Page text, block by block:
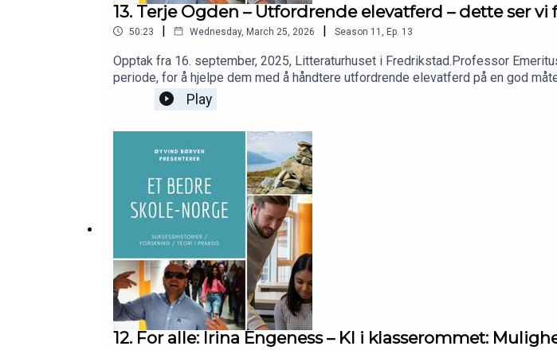
13. Terje Ogden – Utfordrende elevatferd – dette ser
50:23 | Wednesday, March 25, 2026 | Season 11 Ep. 13
Opptak fra 16. september, 2025, Litteraturhuset i Fredrikstad.Professor
periode, for å hjelpe dem med å håndtere utfordrende elevatferd på en god
Play
12. For alle: Irina Engeness – KI i klasserommet: